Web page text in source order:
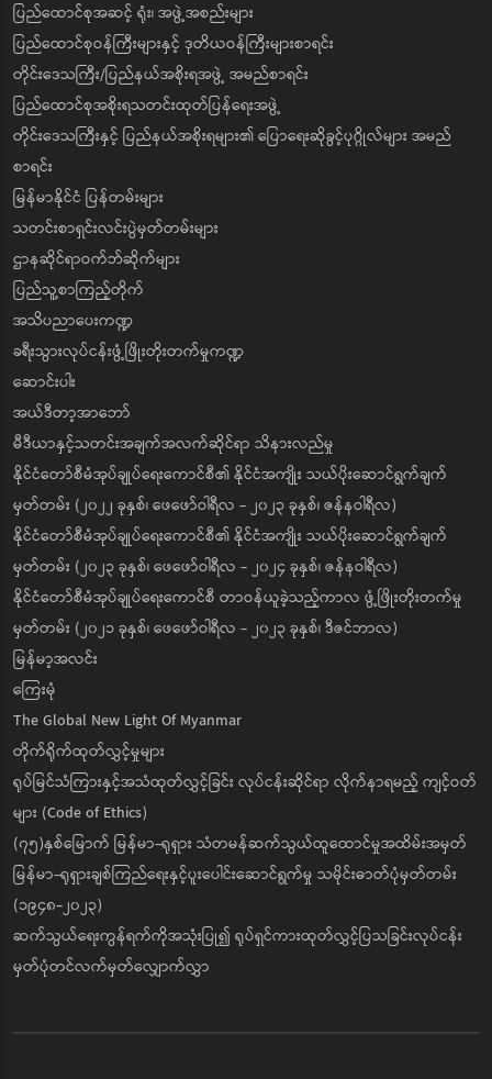
ပြည်ထောင်စုအဆင့် ရုံး၊ အဖွဲ့အစည်းများ
ပြည်ထောင်စုဝန်ကြီးများနှင့် ဒုတိယဝန်ကြီးများစာရင်း
တိုင်းဒေသကြီး/ပြည်နယ်အစိုးရအဖွဲ့ အမည်စာရင်း
ပြည်ထောင်စုအစိုးရသတင်းထုတ်ပြန်ရေးအဖွဲ့
တိုင်းဒေသကြီးနှင့် ပြည်နယ်အစိုးရများ၏ ပြောရေးဆိုခွင့်ပုဂ္ဂိုလ်များ အမည်
စာရင်း
မြန်မာနိုင်ငံ ပြန်တမ်းများ
သတင်းစာရှင်းလင်းပွဲမှတ်တမ်းများ
ဌာနဆိုင်ရာဝက်ဘ်ဆိုက်များ
ပြည်သူ့စာကြည့်တိုက်
အသိပညာပေးကဏ္ဍ
ခရီးသွားလုပ်ငန်းဖွံ့ဖြိုးတိုးတက်မှုကဏ္ဍ
ဆောင်းပါး
အယ်ဒီတာ့အာဘော်
မီဒီယာနှင့်သတင်းအချက်အလက်ဆိုင်ရာ သိနားလည်မှု
နိုင်ငံတော်စီမံအုပ်ချုပ်ရေးကောင်စီ၏ နိုင်ငံအကျိုး သယ်ပိုးဆောင်ရွက်ချက်
မှတ်တမ်း (၂၀၂၂ ခုနှစ်၊ ဖေဖော်ဝါရီလ - ၂၀၂၃ ခုနှစ်၊ ဇန်နဝါရီလ)
နိုင်ငံတော်စီမံအုပ်ချုပ်ရေးကောင်စီ၏ နိုင်ငံအကျိုး သယ်ပိုးဆောင်ရွက်ချက်
မှတ်တမ်း (၂၀၂၃ ခုနှစ်၊ ဖေဖော်ဝါရီလ - ၂၀၂၄ ခုနှစ်၊ ဇန်နဝါရီလ)
နိုင်ငံတော်စီမံအုပ်ချုပ်ရေးကောင်စီ တာဝန်ယူခဲ့သည့်ကာလ ဖွံ့ဖြိုးတိုးတက်မှု
မှတ်တမ်း (၂၀၂၁ ခုနှစ်၊ ဖေဖော်ဝါရီလ - ၂၀၂၃ ခုနှစ်၊ ဒီဇင်ဘာလ)
မြန်မာ့အလင်း
ကြေးမုံ
The Global New Light Of Myanmar
တိုက်ရိုက်ထုတ်လွှင့်မှုများ
ရုပ်မြင်သံကြားနှင့်အသံထုတ်လွှင့်ခြင်း လုပ်ငန်းဆိုင်ရာ လိုက်နာရမည့် ကျင့်ဝတ်
များ (Code of Ethics)
(၇၅)နှစ်မြောက် မြန်မာ-ရုရှား သံတမန်ဆက်သွယ်ထူထောင်မှုအထိမ်းအမှတ်
မြန်မာ-ရုရှားချစ်ကြည်ရေးနှင့်ပူးပေါင်းဆောင်ရွက်မှု သမိုင်းဓာတ်ပုံမှတ်တမ်း
(၁၉၄၈-၂၀၂၃)
ဆက်သွယ်ရေးကွန်ရက်ကိုအသုံးပြု၍ ရုပ်ရှင်ကားထုတ်လွှင့်ပြသခြင်းလုပ်ငန်း
မှတ်ပုံတင်လက်မှတ်လျှောက်လွှာ